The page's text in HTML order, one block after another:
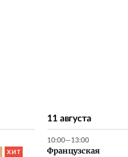
ХИТ
11 августа
10:00—13:00
Французская